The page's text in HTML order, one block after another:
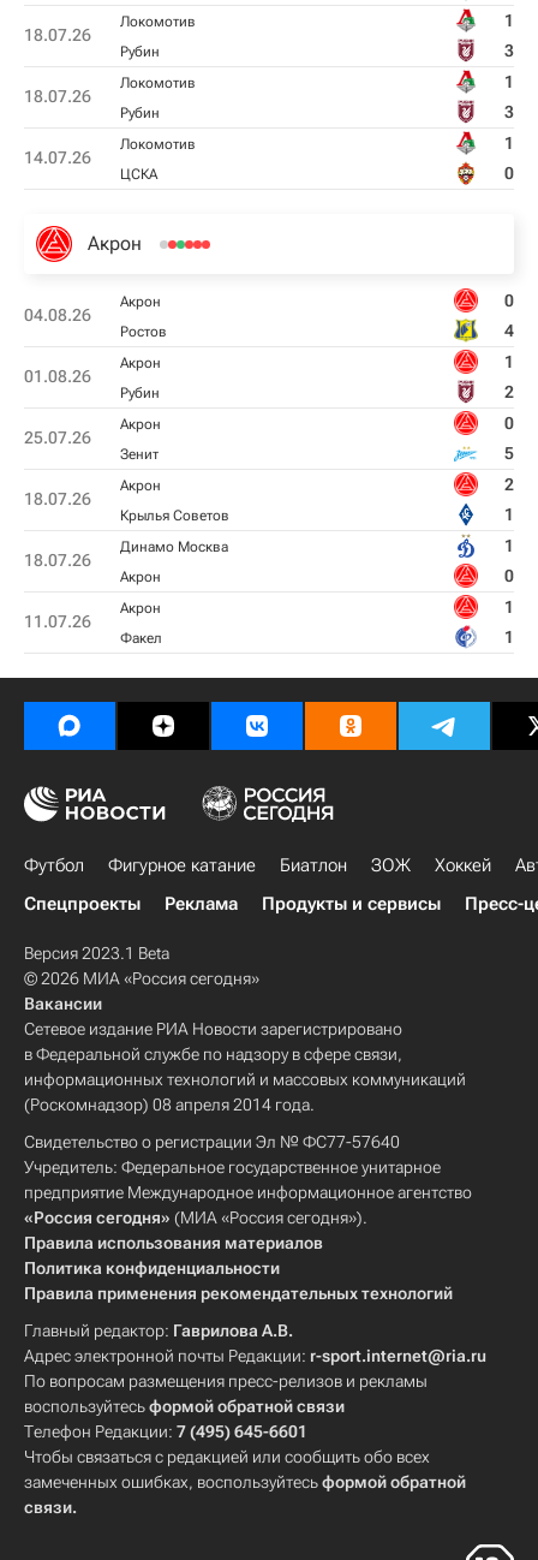
18.07.26
Локомотив 1
Рубин 3
18.07.26
Локомотив 1
Рубин 3
14.07.26
Локомотив 1
ЦСКА 0
Акрон
04.08.26
Акрон 0
Ростов 4
01.08.26
Акрон 1
Рубин 2
25.07.26
Акрон 0
Зенит 5
18.07.26
Акрон 2
Крылья Советов 1
18.07.26
Динамо Москва 1
Акрон 0
11.07.26
Акрон 1
Факел 1
Футбол Фигурное катание Биатлон ЗОЖ Хоккей
Спецпроекты
Реклама Продукты и сервисы Пресс-
Версия 2023.1 Beta
© 2026 МИА «Россия сегодня»
Вакансии
Сетевое издание РИА Новости зарегистрировано
в Федеральной службе по надзору в сфере связи,
информационных технологий и массовых коммуникаций
(Роскомнадзор) 08 апреля 2014 года.
Свидетельство о регистрации Эл № ФС77-57640
Учредитель: Федеральное государственное унитарное
предприятие Международное информационное агентство
«Россия сегодня» (МИА «Россия сегодня»).
Правила использования материалов
Политика конфиденциальности
Правила применения рекомендательных технологий
Главный редактор: Гаврилова А.В.
Адрес электронной почты Редакции: r-sport.internet@ria.ru
По вопросам размещения пресс-релизов и рекламы
воспользуйтесьформой обратной связи
Телефон Редакции: 7 (495) 645-6601
Чтобы связаться с редакцией или сообщить обо всех
замеченных ошибках, воспользуйтесьформой обратной
связи.